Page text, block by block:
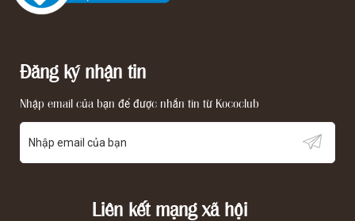
Đăng ký nhận tin
Nhập email của bạn để được nhắn tin từ Kococlub
Liên kết mạng xã hội